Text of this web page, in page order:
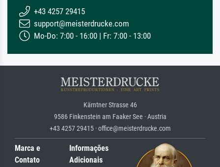
+43 4257 29415
support@meisterdrucke.com
Mo-Do: 7:00 - 16:00 | Fr: 7:00 - 13:00
Kärntner Strasse 46
9586 Finkenstein am Faaker See · Austria
+43 4257 29415 · office@meisterdrucke.com
Marca e
Contato
Informações
Adicionais